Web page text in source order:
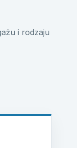
i rodzaju